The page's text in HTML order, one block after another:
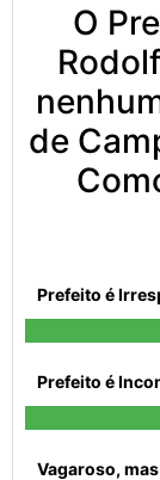
O
de
Prefeito é
Prefeito é
Vagaroso,